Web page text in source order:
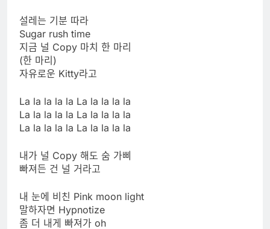
설레는 기분 따라
Sugar rush time
지금 널 Copy 마치 한 마리
(한 마리)
자유로운 Kitty라고
La la la la la La la la la la
La la la la la La la la la la
La la la la la La la la la la
내가 널 Copy 해도 숨 가삐
빠져든 건 널 거라고
내 눈에 비친 Pink moon light
말하자면 Hypnotize
좀 더 내게 빠져가 oh